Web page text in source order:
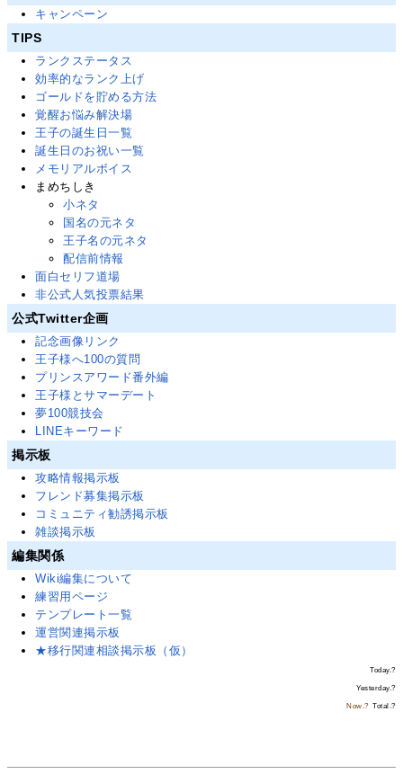
キャンペーン
TIPS
ランクステータス
効率的なランク上げ
ゴールドを貯める方法
覚醒お悩み解決場
王子の誕生日一覧
誕生日のお祝い一覧
メモリアルボイス
まめちしき
小ネタ
国名の元ネタ
王子名の元ネタ
配信前情報
面白セリフ道場
非公式人気投票結果
公式Twitter企画
記念画像リンク
王子様へ100の質問
プリンスアワード番外編
王子様とサマーデート
夢100競技会
LINEキーワード
掲示板
攻略情報掲示板
フレンド募集掲示板
コミュニティ勧誘掲示板
雑談掲示板
編集関係
Wiki編集について
練習用ページ
テンプレート一覧
運営関連掲示板
★移行関連相談掲示板（仮）
Today.?
Yesterday.?
Now.? Total.?